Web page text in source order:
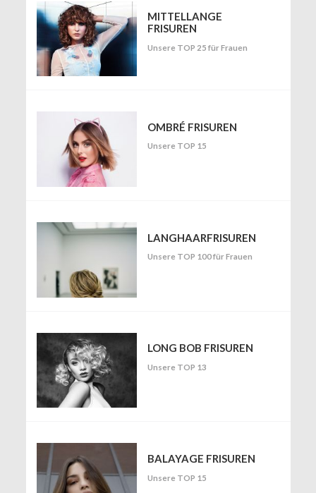
MITTELLANGE
FRISUREN
Unsere TOP 25 für Frauen
OMBRÉ FRISUREN
Unsere TOP 15
LANGHAARFRISUREN
Unsere TOP 100 für Frauen
LONG BOB FRISUREN
Unsere TOP 13
BALAYAGE FRISUREN
Unsere TOP 15